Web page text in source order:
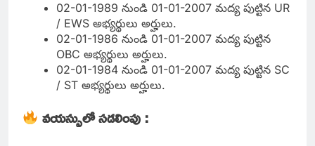
02-01-1989 నుండి 01-01-2007 మద్య పుట్టిన UR
/ EWS అభ్యర్థులు అర్హులు.
02-01-1986 నుండి 01-01-2007 మద్య పుట్టిన
OBC అభ్యర్థులు అర్హులు.
02-01-1984 నుండి 01-01-2007 మద్య పుట్టిన SC
/ ST అభ్యర్థులు అర్హులు.
వయస్సులో సడలింపు :